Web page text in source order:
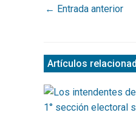
← Entrada anterior
Artículos